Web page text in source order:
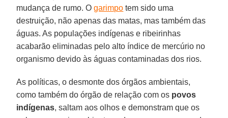
mudança de rumo. Ogarimpo tem sido uma
destruição, não apenas das matas, mas também das
águas. As populações indígenas e ribeirinhas
acabarão eliminadas pelo alto índice de mercúrio no
organismo devido às águas contaminadas dos rios.
As políticas, o desmonte dos órgãos ambientais,
como também do órgão de relação com os povos
indígenas, saltam aos olhos e demonstram que os